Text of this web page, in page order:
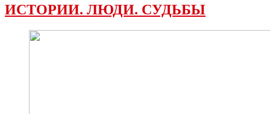
ИСТОРИИ. ЛЮДИ. СУДЬБЫ